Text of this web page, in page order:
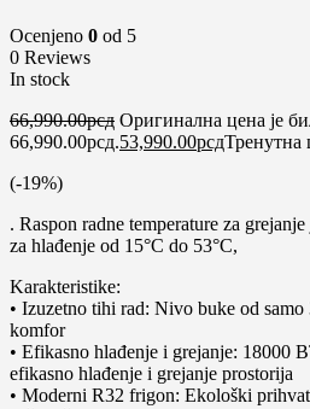
Ocenjeno 0 od 5
0 Reviews
In stock
66,990.00рсд Оригинална цена је
66,990.00рсд.53,990.00рсдТренутна
(-19%)
. Raspon radne temperature za
za hlađenje od 15°C do 53°C,
Karakteristike:
• Izuzetno tihi rad: Nivo buke od
komfor
• Efikasno hlađenje i grejanje: 18000
efikasno hlađenje i grejanje prostorija
• Moderni R32 frigon: Ekološki